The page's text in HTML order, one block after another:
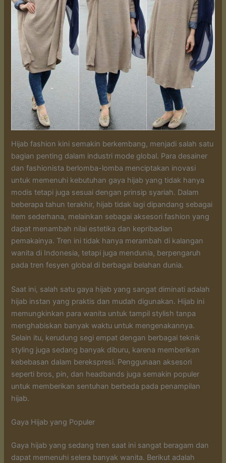
Hijab fashion kini semakin berkembang, menjadi salah satu
bagian penting dalam industri mode global. Para desainer
dan fashionista berlomba-lomba menciptakan inovasi
untuk memenuhi kebutuhan gaya hijab yang tidak hanya
modis tetapi juga sesuai dengan prinsip syariah. Dalam
beberapa tahun terakhir, hijab tidak lagi dipandang sebagai
item sederhana, melainkan sebagai aksesori fashion yang
dapat menambah nilai estetika dan kepribadian
pemakainya. Tren ini tidak hanya merambah di kalangan
wanita di Indonesia, tetapi juga mendunia, berpengaruh
pada tren fesyen global di berbagai belahan dunia.
Saat ini, salah satu gaya hijab yang sangat diminati adalah
hijab instan yang praktis dan mudah digunakan. Hijab ini
memungkinkan para wanita untuk tampil stylish tanpa
menghabiskan banyak waktu untuk mengenakannya.
Selain itu, kerudung segi empat dengan berbagai teknik
styling juga sedang banyak diburu, karena memberikan
kebebasan dalam berekspresi. Penggunaan aksesori
seperti bros, pin, dan headbands juga semakin populer
untuk memberikan sentuhan berbeda pada penampilan
hijab.
Gaya Hijab yang Populer
Gaya hijab yang sedang tren saat ini sangat beragam dan
dapat memenuhi selera banyak wanita. Berikut adalah